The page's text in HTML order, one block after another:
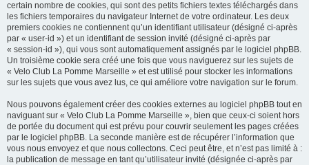
certain nombre de cookies, qui sont des petits fichiers textes téléchargés dans
les fichiers temporaires du navigateur Internet de votre ordinateur. Les deux
premiers cookies ne contiennent qu’un identifiant utilisateur (désigné ci-après
par « user-id ») et un identifiant de session invité (désigné ci-après par
« session-id »), qui vous sont automatiquement assignés par le logiciel phpBB.
Un troisième cookie sera créé une fois que vous naviguerez sur les sujets de
« Velo Club La Pomme Marseille » et est utilisé pour stocker les informations
sur les sujets que vous avez lus, ce qui améliore votre navigation sur le forum.
Nous pouvons également créer des cookies externes au logiciel phpBB tout en
naviguant sur « Velo Club La Pomme Marseille », bien que ceux-ci soient hors
de portée du document qui est prévu pour couvrir seulement les pages créées
par le logiciel phpBB. La seconde manière est de récupérer l’information que
vous nous envoyez et que nous collectons. Ceci peut être, et n’est pas limité à :
la publication de message en tant qu’utilisateur invité (désignée ci-après par